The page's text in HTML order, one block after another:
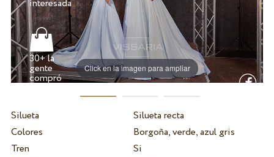
Click en la imagen para ampliar
interesada
30+ la
gente
compró
Silueta
Silueta recta
Colores
Borgoña, verde, azul gris
Tren
Si